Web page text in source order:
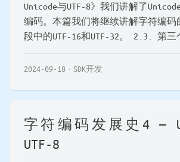
Unicode与UTF-8》我们讲解了
编码。本篇我们将继续讲解字符编码
段中的UTF-16和UTF-32。 2.3. 第三
2024-09-18 SDK开发
字符编码发展史4 —
UTF-8